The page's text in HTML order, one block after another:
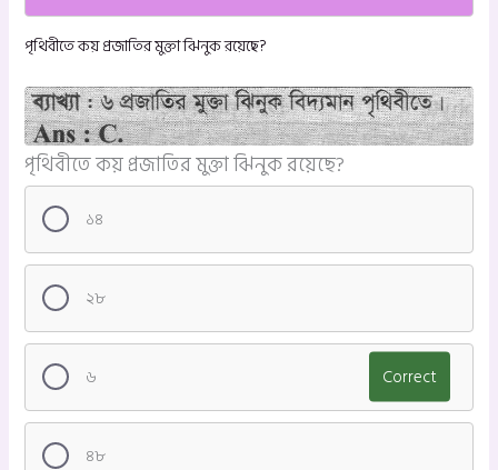
পৃথিবীতে কয় প্রজাতির মুক্তা ঝিনুক রয়েছে?
পৃথিবীতে কয় প্রজাতির মুক্তা ঝিনুক রয়েছে?
১৪
২৮
৬ Correct
৪৮